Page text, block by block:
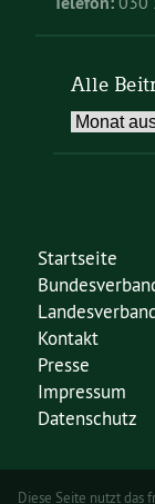
Alle
Alle
Startseite
Kontakt
Presse
Impressum
Datenschutz
Diese Seite nutzt das